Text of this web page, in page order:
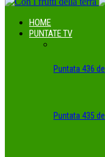
HOME
PUNTATE TV
Puntata 436
Puntata 435